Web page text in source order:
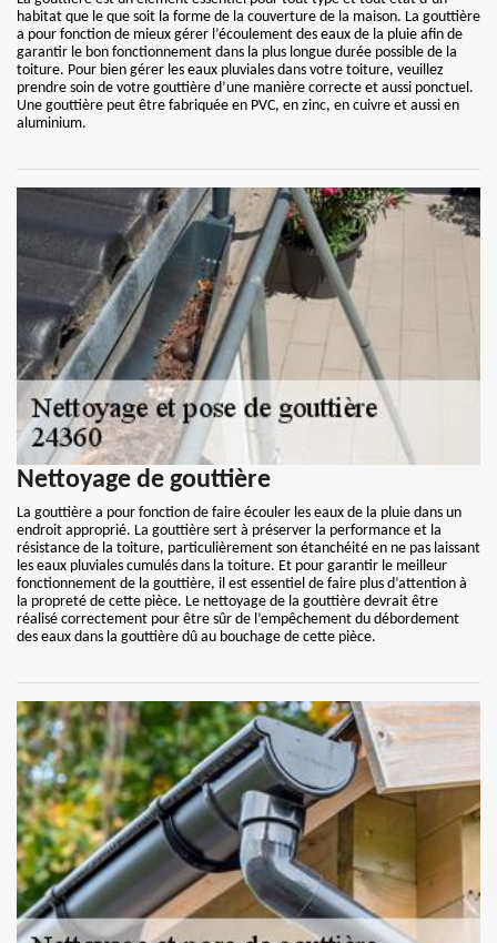
habitat que le que soit la forme de la couverture de la maison. La gouttière
a pour fonction de mieux gérer l’écoulement des eaux de la pluie afin de
garantir le bon fonctionnement dans la plus longue durée possible de la
toiture. Pour bien gérer les eaux pluviales dans votre toiture, veuillez
prendre soin de votre gouttière d’une manière correcte et aussi ponctuel.
Une gouttière peut être fabriquée en PVC, en zinc, en cuivre et aussi en
aluminium.
Nettoyage de gouttière
La gouttière a pour fonction de faire écouler les eaux de la pluie dans un
endroit approprié. La gouttière sert à préserver la performance et la
résistance de la toiture, particulièrement son étanchéité en ne pas laissant
les eaux pluviales cumulés dans la toiture. Et pour garantir le meilleur
fonctionnement de la gouttière, il est essentiel de faire plus d’attention à
la propreté de cette pièce. Le nettoyage de la gouttière devrait être
réalisé correctement pour être sûr de l’empêchement du débordement
des eaux dans la gouttière dû au bouchage de cette pièce.